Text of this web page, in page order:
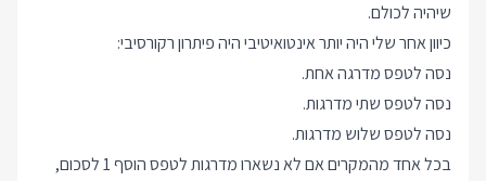
שיהיה לכולם.
כיוון אחר שלי היה יותר אינטואיטיבי היה פיתרון רקורסיבי:
נסה לטפס מדרגה אחת.
נסה לטפס שתי מדרגות.
נסה לטפס שלוש מדרגות.
בכל אחד מהמקרים אם לא נשארו מדרגות לטפס הוסף 1 לסכום,